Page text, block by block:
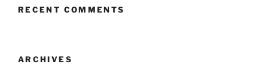
RECENT COMMENTS
ARCHIVES